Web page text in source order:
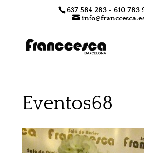
637 584 283 - 610 783
Eventos68